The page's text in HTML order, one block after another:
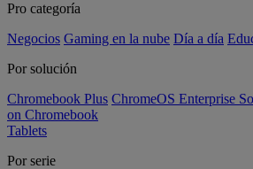
Pro categoría
Negocios Gaming en la nube Día a día
Por solución
Chromebook Plus ChromeOS Enterprise
on Chromebook
Tablets
Por serie